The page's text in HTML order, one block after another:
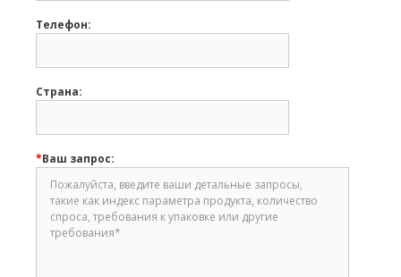
Телефон:
Страна:
*Ваш запрос: